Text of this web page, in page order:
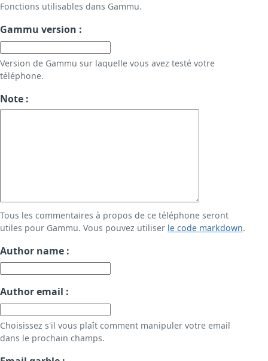
Fonctions utilisables dans Gammu.
Gammu version :
Version de Gammu sur laquelle vous avez testé votre
téléphone.
Note :
Tous les commentaires à propos de ce téléphone seront
utiles pour Gammu. Vous pouvez utiliser le code markdown.
Author name :
Author email :
Choisissez s'il vous plaît comment manipuler votre email
dans le prochain champs.